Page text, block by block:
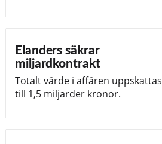
Elanders säkrar
miljardkontrakt
Totalt värde i affären uppskattas
till 1,5 miljarder kronor.